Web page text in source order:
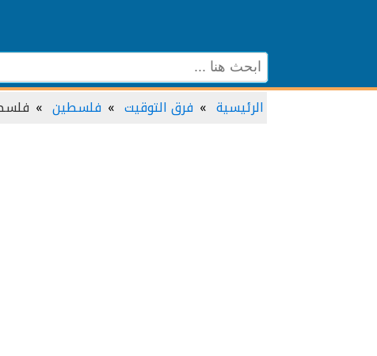
الرئيسية فرق التوقيت فلسطين